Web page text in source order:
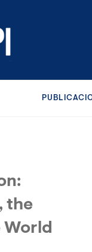
the
World